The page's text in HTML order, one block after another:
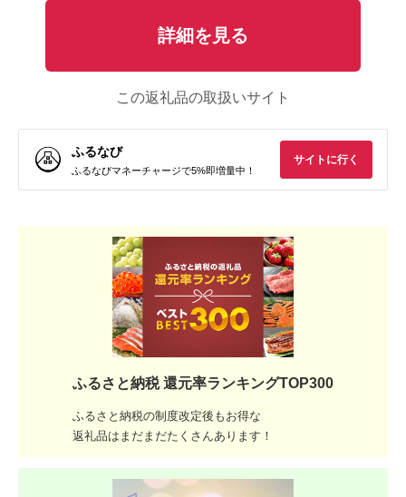
詳細を見る
この返礼品の取扱いサイト
ふるなび
ふるなびマネーチャージで5%即増量中！
サイトに行く
ふるさと納税 還元率ランキングTOP300
ふるさと納税の制度改定後もお得な
返礼品はまだまだたくさんあります！